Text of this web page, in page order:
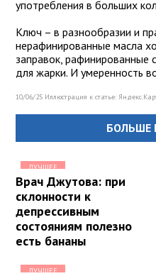
употребления в больших
Ключ – в разнообразии и
нерафинированные масла
заправок, рафинированные
для жарки. И умеренность
10/06/25 Иллюстрация к статье:
БОЛЬШЕ
ЛУЧШЕЕ
Врач Джутова: при
склонности к
депрессивным
состояниям полезно
есть бананы
ЛУЧШЕЕ